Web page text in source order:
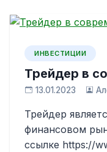
ИНВЕСТИЦИИ
Трейдер в
13.01.2023
Трейдер
финансовом
ссылке https://